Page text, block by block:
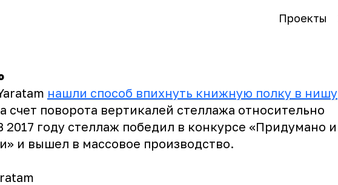
Проекты
нашли способ впихнуть книжную полку в нишу
счет поворота вертикалей стеллажа относительно
2017 году стеллаж победил в конкурсе «Придумано и
и вышел в массовое производство.